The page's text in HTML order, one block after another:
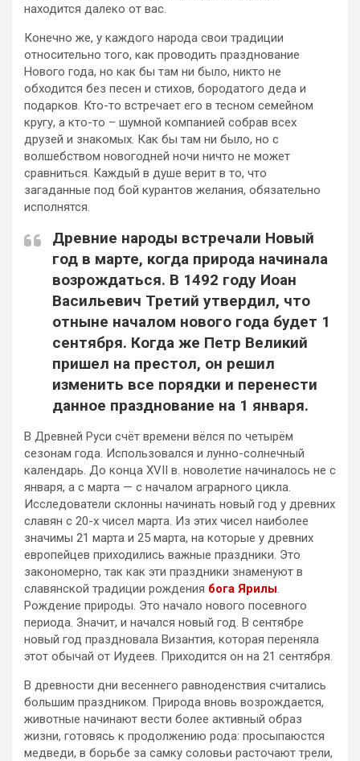
находится далеко от вас.
Конечно же, у каждого народа свои традиции
относительно того, как проводить празднование
Нового года, но как бы там ни было, никто не
обходится без песен и стихов, бородатого деда и
подарков. Кто-то встречает его в тесном семейном
кругу, а кто-то – шумной компанией собрав всех
друзей и знакомых. Как бы там ни было, но с
волшебством новогодней ночи ничто не может
сравниться. Каждый в душе верит в то, что
загаданные под бой курантов желания, обязательно
исполнятся.
Древние народы встречали Новый
год в марте, когда природа начинала
возрождаться. В 1492 году Иоан
Васильевич Третий утвердил, что
отныне началом нового года будет 1
сентября. Когда же Петр Великий
пришел на престол, он решил
изменить все порядки и перенести
данное празднование на 1 января.
В Древней Руси счёт времени вёлся по четырём
сезонам года. Использовался и лунно-солнечный
календарь. До конца XVII в. новолетие начиналось не с
января, а с марта — с началом аграрного цикла.
Исследователи склонны начинать новый год у древних
славян с 20-х чисел марта. Из этих чисел наиболее
значимы 21 марта и 25 марта, на которые у древних
европейцев приходились важные праздники. Это
закономерно, так как эти праздники знаменуют в
славянской традиции рождения бога Ярилы.
Рождение природы. Это начало нового посевного
периода. Значит, и начался новый год. В сентябре
новый год праздновала Византия, которая переняла
этот обычай от Иудеев. Приходится он на 21 сентября.
В древности дни весеннего равноденствия считались
большим праздником. Природа вновь возрождается,
животные начинают вести более активный образ
жизни, готовясь к продолжению рода: просыпаюстся
медведи, в борьбе за самку соловьи расточают трели,